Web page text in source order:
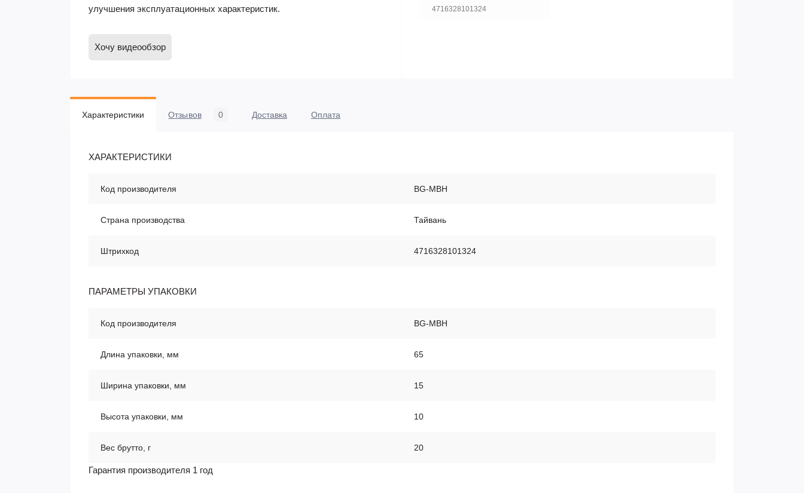
улучшения эксплуатационных характеристик.
Хочу видеообзор
4716328101324
Характеристики Отзывов 0 Доставка Оплата
ХАРАКТЕРИСТИКИ
Код производителя BG-MBH
Страна производства Тайвань
Штрихкод 4716328101324
ПАРАМЕТРЫ УПАКОВКИ
Код производителя BG-MBH
Длина упаковки, мм 65
Ширина упаковки, мм 15
Высота упаковки, мм 10
Вес брутто, г 20
Гарантия производителя 1 год